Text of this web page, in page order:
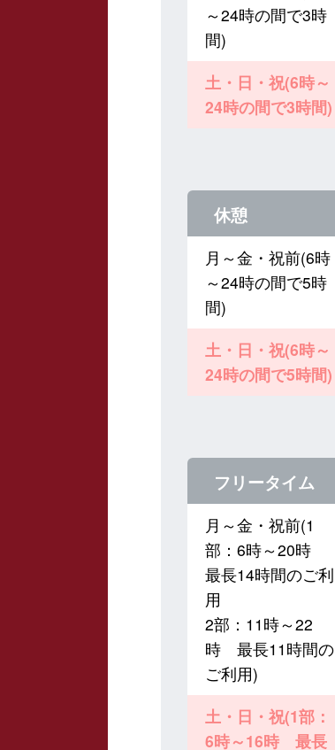
～24時の間で3時
間)
土・日・祝(6時～
24時の間で3時間)
休憩
月～金・祝前(6時
～24時の間で5時
間)
土・日・祝(6時～
24時の間で5時間)
フリータイム
月～金・祝前(1
部：6時～20時
最長14時間のご利
用
2部：11時～22
時 最長11時間の
ご利用)
土・日・祝(1部：
6時～16時 最長